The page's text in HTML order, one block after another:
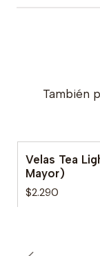
También
Velas Tea
Mayor)
$2.290